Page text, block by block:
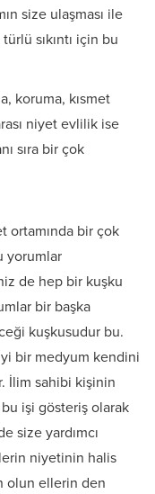
size ulaşması ile
sıkıntı için bu
koruma, kısmet
niyet evlilik ise
sıra bir çok
ortamında bir çok
yorumlar
de hep bir kuşku
bir başka
kuşkusudur bu.
bir medyum kendini
İlim sahibi kişinin
işi gösteriş olarak
size yardımcı
niyetinin halis
olun ellerin den